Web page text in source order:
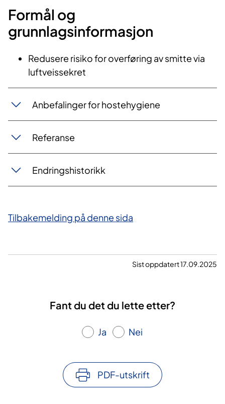
Formål og
grunnlagsinformasjon
​Redusere risiko for overføring av smitte via
luftveissekret
​Anbefalinger for hostehygiene
Referanse
Endringshistorikk
Tilbakemelding på denne sida
Sist oppdatert 17.09.2025
Fant du det du lette etter?
Ja Nei
PDF-utskrift